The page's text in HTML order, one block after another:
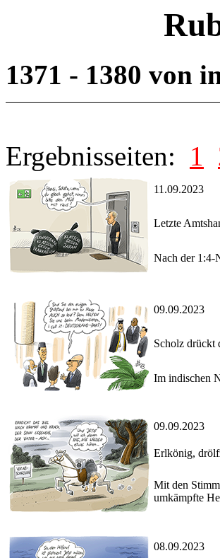
1371 - 1380 von
Ergebnisseiten: 1
11.09.2023
Letzte
Nach der 1:4-
09.09.2023
Scholz drückt
Im indischen
09.09.2023
Erlkönig,
Mit den
umkämpfte
08.09.2023